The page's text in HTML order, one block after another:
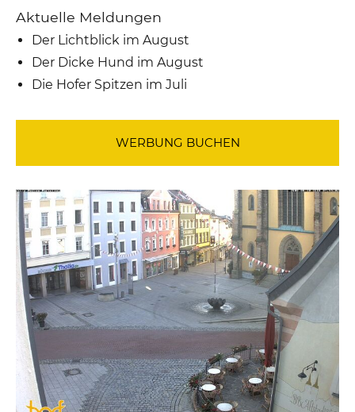
Aktuelle Meldungen
Der Lichtblick im August
Der Dicke Hund im August
Die Hofer Spitzen im Juli
WERBUNG BUCHEN